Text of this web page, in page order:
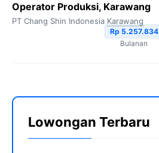
Operator Produksi, Karawang
PT Chang Shin Indonesia Karawang
Rp 5.257.834
Bulanan
Lowongan Terbaru